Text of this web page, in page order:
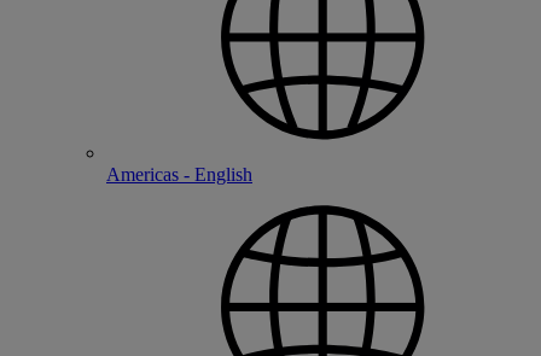
Americas - English